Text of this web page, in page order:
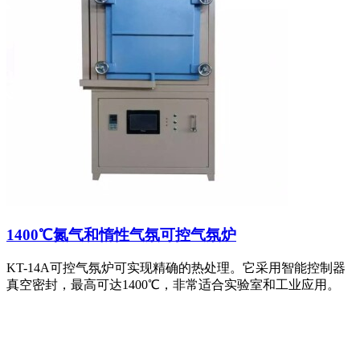
1400℃氮气和惰性气氛可控气氛炉
KT-14A可控气氛炉可实现精确的热处理。它采用智能控制器
真空密封，最高可达1400℃，非常适合实验室和工业应用。